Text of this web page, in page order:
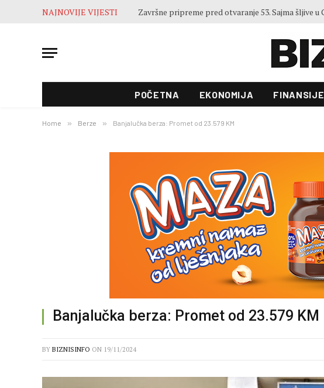
NAJNOVIJE VIJESTI
POČETNA EKONOMIJA FINANSIJE
Home » Berze » Banjalučka berza: Promet od 23.579 KM
Banjalučka berza: Promet od 23.579 KM
BY BIZNISINFO ON 19/11/2024